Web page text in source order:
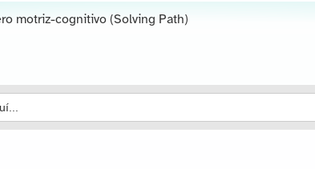
motriz-cognitivo (Solving Path)